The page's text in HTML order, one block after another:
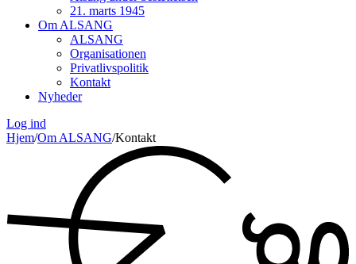
21. marts 1945
Om ALSANG
ALSANG
Organisationen
Privatlivspolitik
Kontakt
Nyheder
Log ind
Hjem/Om ALSANG/Kontakt